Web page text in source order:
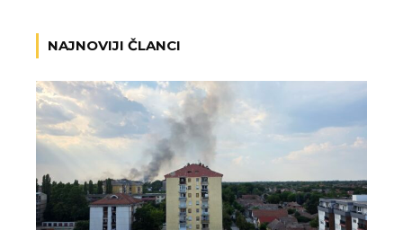
NAJNOVIJI ČLANCI